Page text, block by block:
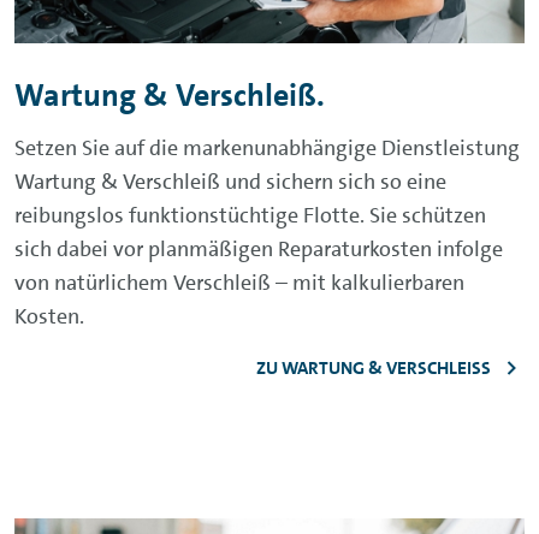
Wartung & Verschleiß.
Setzen Sie auf die markenunabhängige Dienstleistung
Wartung & Verschleiß und sichern sich so eine
reibungslos funktionstüchtige Flotte. Sie schützen
sich dabei vor planmäßigen Reparaturkosten infolge
von natürlichem Verschleiß – mit kalkulierbaren
Kosten.
ZU WARTUNG & VERSCHLEISS